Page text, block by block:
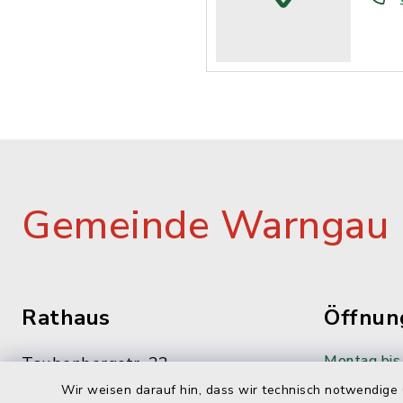
Wir weisen darauf hin, dass wir technisch
Gemeinde Warngau
Rathaus
Taubenbergstr. 33
83627 Oberwarngau
Montag
08:00-